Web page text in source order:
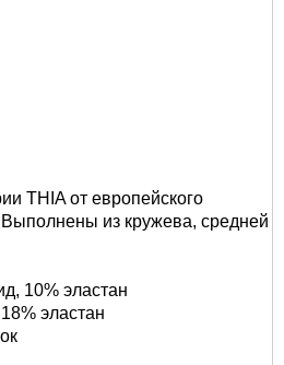
THIA от европейского
из кружева, средней
10% эластан
эластан